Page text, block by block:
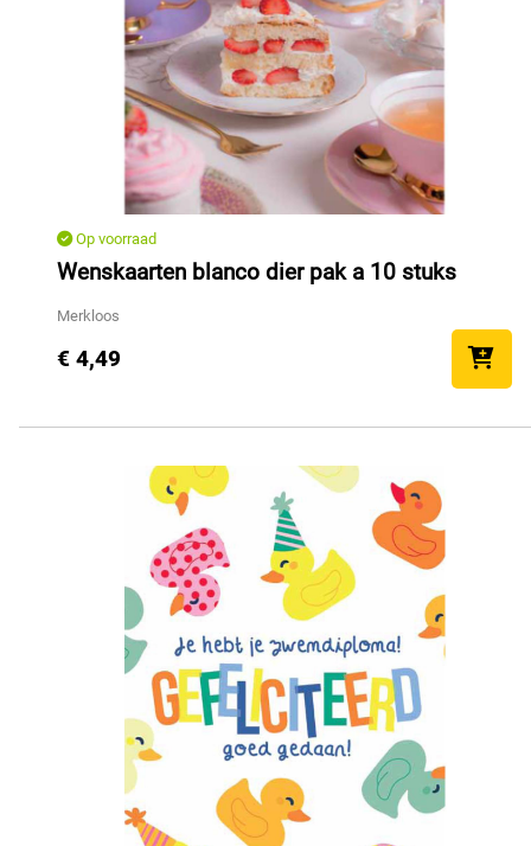
Op voorraad
Wenskaarten blanco dier pak a 10 stuks
Merkloos
€ 4,49